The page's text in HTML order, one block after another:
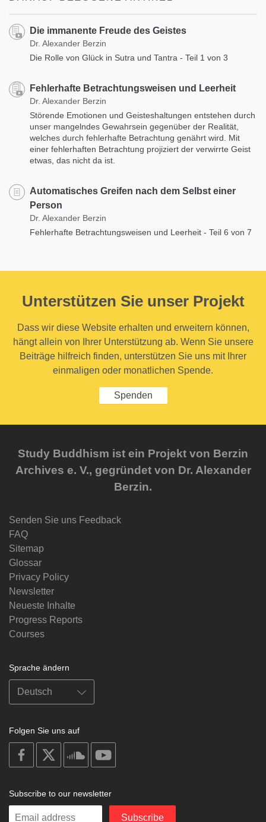
Die immanente Freude des Geistes
Dr. Alexander Berzin
Die Rolle von Glück in Sutra und Tantra - Teil 1 von 3
Fehlerhafte Betrachtungsweisen und Leerheit
Dr. Alexander Berzin
Störende Emotionen und Geisteshaltungen entstehen durch
unser mangelndes Gewahrsein gegenüber der Realität,
welches durch fehlerhafte Betrachtung genährt wird. Mit
einer fehlerhaften Betrachtung projiziert der verwirrte Geist
etwas, das nicht da ist.
Automatisches Greifen nach dem Selbst einer
Person
Dr. Alexander Berzin
Fehlerhafte Betrachtungsweisen und Leerheit - Teil 6 von 7
Unterstützen Sie unser Projekt
Dass wir diese Website erhalten und erweitern können,
hängt allein von Ihrer Unterstützung ab. Wenn Sie unsere
Beiträge hilfreich finden, unterstützen Sie uns mit Ihrer
einmaligen oder monatlichen Spende.
Spenden
Study Buddhism ist ein Projekt von Berzin
Archives e. V., gegründet von Dr. Alexander
Berzin.
Senden Sie uns Feedback
FAQ
Sitemap
Glossar
Privacy Policy
Newsletter
Neueste Inhalte
Progress Reports
Courses
Sprache ändern
Folgen Sie uns auf
on
facebook
soundcloud
Subscribe to our newsletter
Enter
Subscribe